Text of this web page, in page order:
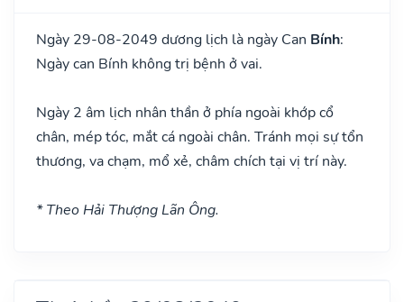
Ngày 29-08-2049 dương lịch là ngày Can Bính:
Ngày can Bính không trị bệnh ở vai.
Ngày 2 âm lịch nhân thần ở phía ngoài khớp cổ
chân, mép tóc, mắt cá ngoài chân. Tránh mọi sự tổn
thương, va chạm, mổ xẻ, châm chích tại vị trí này.
* Theo Hải Thượng Lãn Ông.